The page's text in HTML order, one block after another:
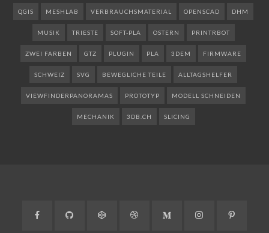
QGIS MESHLAB VERBRAUCHSMATERIAL OPENSCAD DHM
MUSIK TRIESTE SOFT-PLA OSTERN PRINTRBOT
ZWEI FARBEN GTZ PLUGIN PLA 3DEM FIRMWARE
SCHWEIZ SVG BEWEGLICHE TEILE ALLTAGSHELFER
VIEWFINDERPANORAMAS PROTOTYP MODELL SCHNEIDEN
MECHANIK 3DB.CH SLICING
Facebook GitHub CodePen DribbbleMedium Instagram